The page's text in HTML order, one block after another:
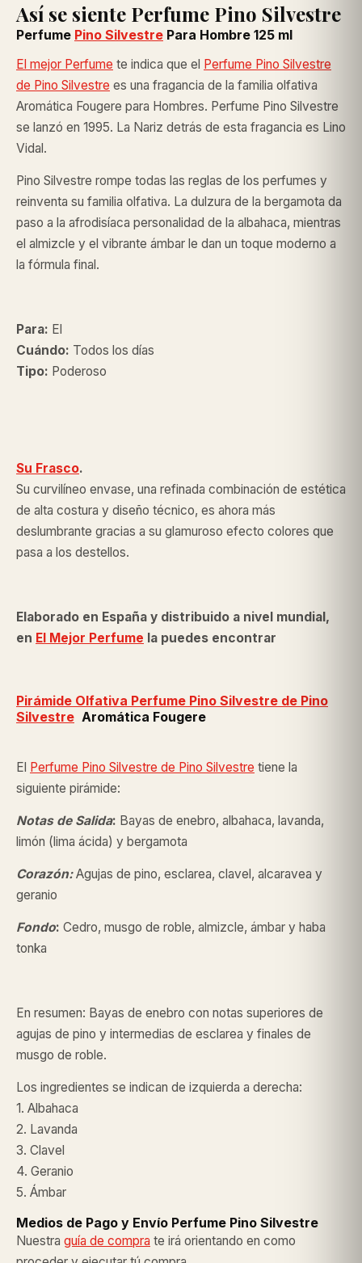
Así se siente Perfume Pino Silvestre
Perfume Pino Silvestre Para Hombre 125 ml
El mejor Perfume te indica que el Perfume Pino Silvestre
de Pino Silvestre es una fragancia de la familia olfativa
Aromática Fougere para Hombres. Perfume Pino Silvestre
se lanzó en 1995. La Nariz detrás de esta fragancia es Lino
Vidal.
Pino Silvestre rompe todas las reglas de los perfumes y
reinventa su familia olfativa. La dulzura de la bergamota da
paso a la afrodisíaca personalidad de la albahaca, mientras
el almizcle y el vibrante ámbar le dan un toque moderno a
la fórmula final.
Para: El
Cuándo: Todos los días
Tipo: Poderoso
Su Frasco.
Su curvilíneo envase, una refinada combinación de estética
de alta costura y diseño técnico, es ahora más
deslumbrante gracias a su glamuroso efecto colores que
pasa a los destellos.
Elaborado en España y distribuido a nivel mundial,
en El Mejor Perfume la puedes encontrar
Pirámide Olfativa Perfume Pino Silvestre de Pino
Silvestre Aromática Fougere
El Perfume Pino Silvestre de Pino Silvestre tiene la
siguiente pirámide:
Notas de Salida: Bayas de enebro, albahaca, lavanda,
limón (lima ácida) y bergamota
Corazón:Agujas de pino, esclarea, clavel, alcaravea y
geranio
Fondo: Cedro, musgo de roble, almizcle, ámbar y haba
tonka
En resumen: Bayas de enebro con notas superiores de
agujas de pino y intermedias de esclarea y finales de
musgo de roble.
Los ingredientes se indican de izquierda a derecha:
1. Albahaca
2. Lavanda
3. Clavel
4. Geranio
5. Ámbar
Medios de Pago y Envío Perfume Pino Silvestre
Nuestra guía de compra te irá orientando en como